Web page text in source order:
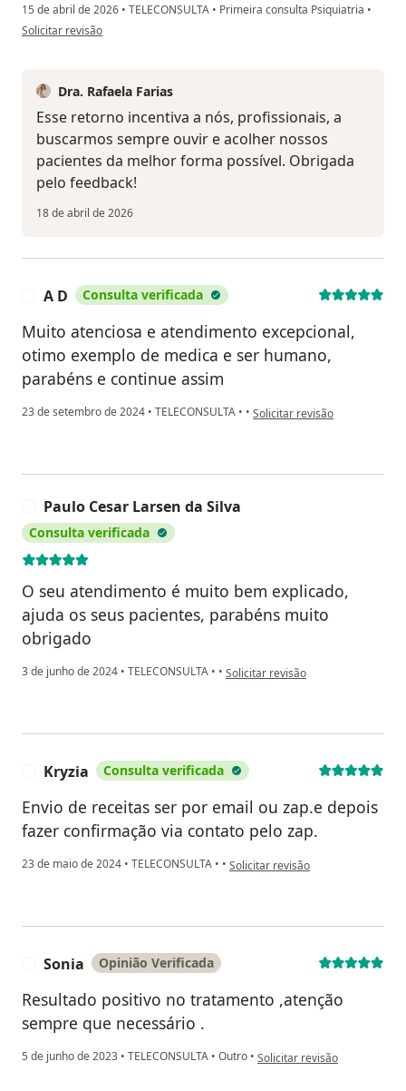
15 de abril de 2026 • TELECONSULTA • Primeira consulta Psiquiatria •
na opinião do utilizador Gustavo Almeida
Solicitar revisão
Dra. Rafaela Farias
Esse retorno incentiva a nós, profissionais, a
buscarmos sempre ouvir e acolher nossos
pacientes da melhor forma possível. Obrigada
pelo feedback!
18 de abril de 2026
A D Consulta verificada
Muito atenciosa e atendimento excepcional,
otimo exemplo de medica e ser humano,
parabéns e continue assim
23 de setembro de 2024 • TELECONSULTA • • na opinião do utilizador A D
Solicitar revisão
Paulo Cesar Larsen da Silva
Consulta verificada
O seu atendimento é muito bem explicado,
ajuda os seus pacientes, parabéns muito
obrigado
3 de junho de 2024 • TELECONSULTA • • na opinião do utilizador Paulo
Solicitar revisão
Kryzia Consulta verificada
Envio de receitas ser por email ou zap.e depois
fazer confirmação via contato pelo zap.
23 de maio de 2024 • TELECONSULTA • • na opinião do utilizador Kryzia
Solicitar revisão
Sonia Opinião Verificada
Resultado positivo no tratamento ,atenção
sempre que necessário .
5 de junho de 2023 • TELECONSULTA • Outro • na opinião do utilizador Sonia
Solicitar revisão